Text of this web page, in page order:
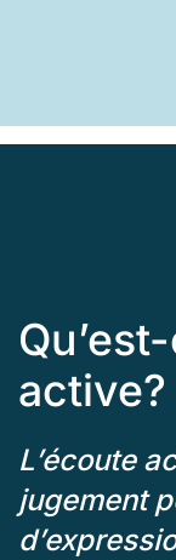
active?
L’écoute
jugement